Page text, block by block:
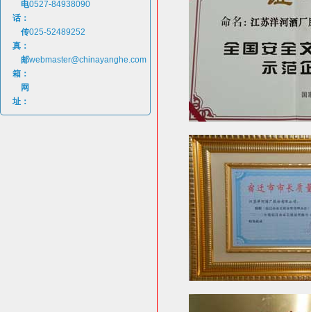
电
话：
0527-84938090
传
真：
025-52489252
邮
箱：
webmaster@chinayanghe.com
网
址：